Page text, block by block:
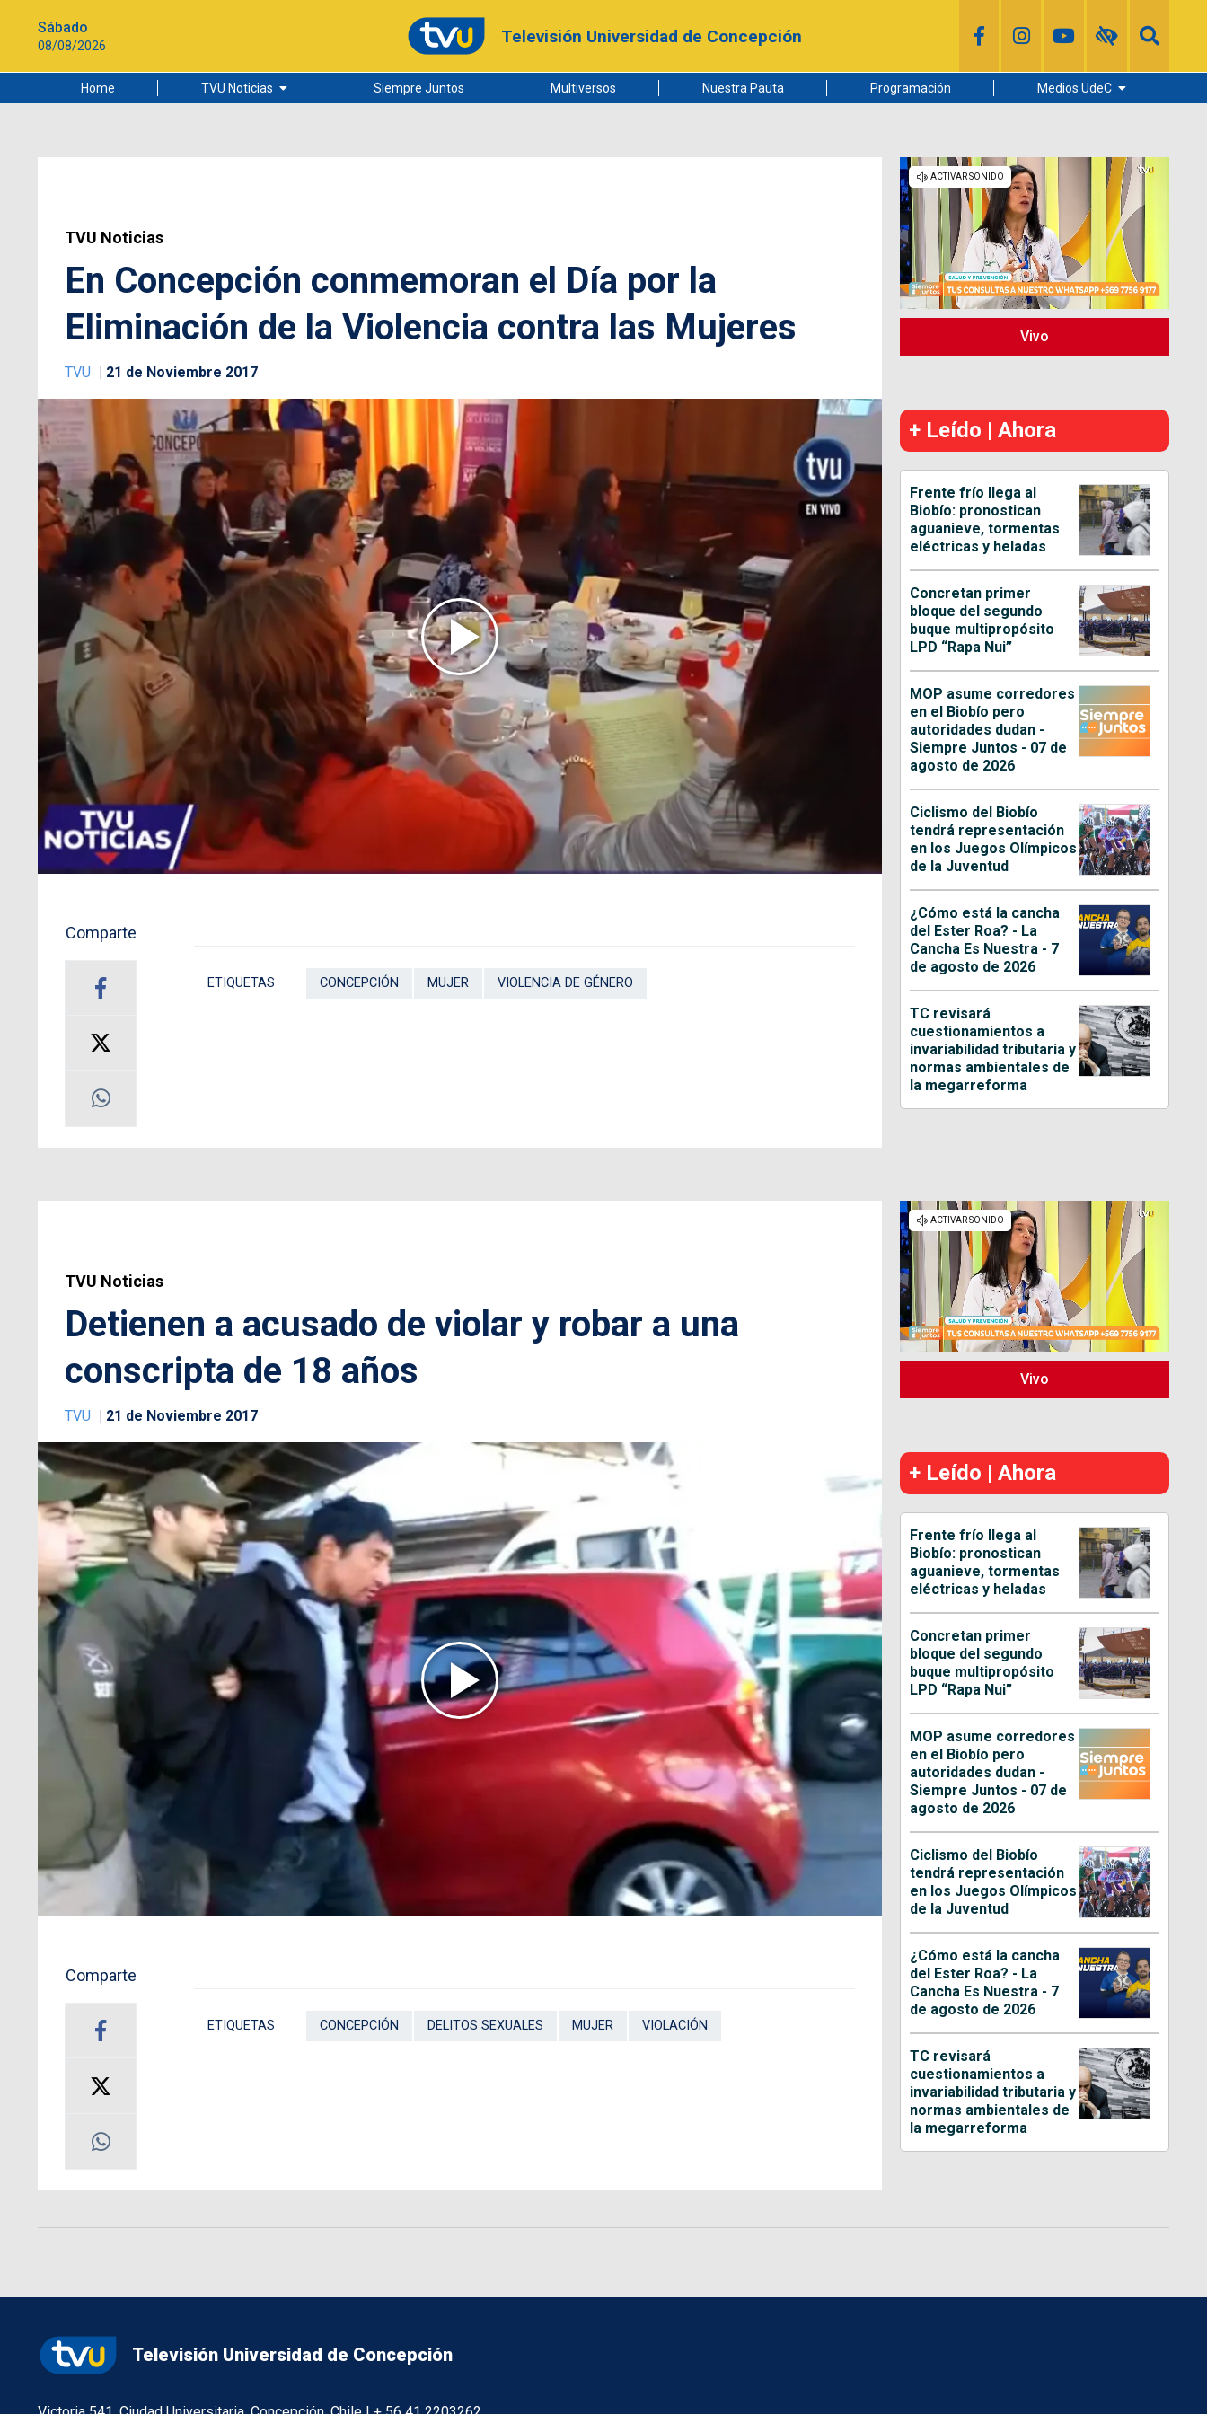
Sábado
08/08/2026 Televisión Universidad de Concepción
Home TVU Noticias
Ciudad
Siempre Juntos Multiversos Nuestra Pauta Programación Medios UdeC
Radio UdeC
Noticias UdeC
La Discusión
TVU Noticias
En Concepción conmemoran el Día por la
Eliminación de la Violencia contra las Mujeres
TVU 21 de Noviembre 2017
Comparte
ETIQUETAS CONCEPCIÓN MUJER VIOLENCIA DE GÉNERO
Vivo
+ Leído | Ahora
Frente frío llega al
Biobío: pronostican
aguanieve, tormentas
eléctricas y heladas
Concretan primer
bloque del segundo
buque multipropósito
LPD “Rapa Nui”
MOP asume corredores
en el Biobío pero
autoridades dudan -
Siempre Juntos - 07 de
agosto de 2026
Ciclismo del Biobío
tendrá representación
en los Juegos Olímpicos
de la Juventud
¿Cómo está la cancha
del Ester Roa? - La
Cancha Es Nuestra - 7
de agosto de 2026
TC revisará
cuestionamientos a
invariabilidad tributaria y
normas ambientales de
la megarreforma
TVU Noticias
Detienen a acusado de violar y robar a una
conscripta de 18 años
TVU 21 de Noviembre 2017
Comparte
ETIQUETAS CONCEPCIÓN DELITOS SEXUALES MUJER VIOLACIÓN
Vivo
+ Leído | Ahora
Frente frío llega al
Biobío: pronostican
aguanieve, tormentas
eléctricas y heladas
Concretan primer
bloque del segundo
buque multipropósito
LPD “Rapa Nui”
MOP asume corredores
en el Biobío pero
autoridades dudan -
Siempre Juntos - 07 de
agosto de 2026
Ciclismo del Biobío
tendrá representación
en los Juegos Olímpicos
de la Juventud
¿Cómo está la cancha
del Ester Roa? - La
Cancha Es Nuestra - 7
de agosto de 2026
TC revisará
cuestionamientos a
invariabilidad tributaria y
normas ambientales de
la megarreforma
Televisión Universidad de Concepción